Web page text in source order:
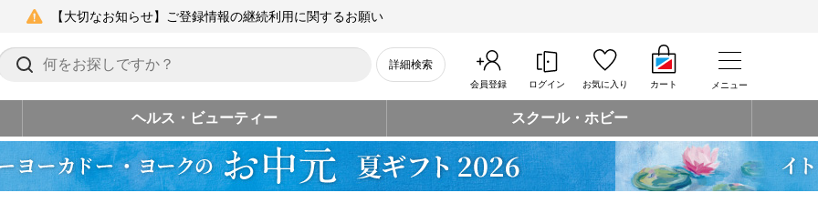
【大切なお知らせ】ご登録情報の継続利用に関するお願い
詳細検索
会員登録 ログイン お気に入り カート メニュー
ヘルス・ビューティー スクール・ホビー